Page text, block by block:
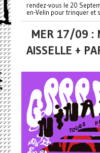
rendez-vous le 20
en-Velin pour trinquer et
MER 17/09 :
AISSELLE +